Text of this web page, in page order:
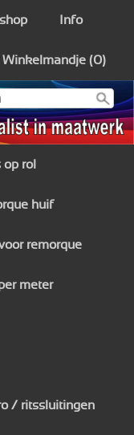
Info
Winkelmandje (0)
rol
huif
remorque
meter
/ ritssluitingen